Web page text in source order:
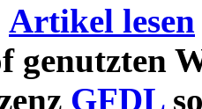
Artikel lesen
GFDL